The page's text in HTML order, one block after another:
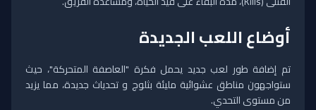
أوضاع اللعب الجديدة
تم إضافة طور لعب جديد يحمل فكرة "العاصفة المتحركة"، حيث
ستواجهون مناطق عشوائية مليئة بثلوج و تحدياث جديدة، مما يزيد
من مستوى التحدي.